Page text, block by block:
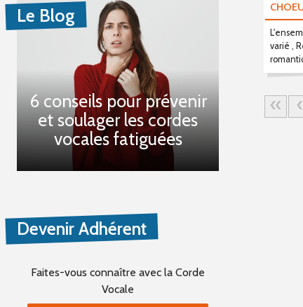
varié ,
Le Blog
6 conseils pour prévenir
et soulager les cordes
vocales fatiguées
Devenir Adhérent
Faites-vous connaître avec la Corde
Vocale